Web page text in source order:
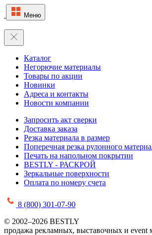
Меню
Каталог
Негорючие материалы
Товары по акции
Новинки
Адреса и контакты
Новости компании
Запросить акт сверки
Доставка заказа
Резка материала в размер
Поперечная резка рулонного
Печать на напольном покрытии
BESTLY - РАСКРОЙ
Зеркальные поверхности
Оплата по номеру счета
8 (800) 301-07-90
© 2002–2026 BESTLY
продажа рекламных, выставочных и event